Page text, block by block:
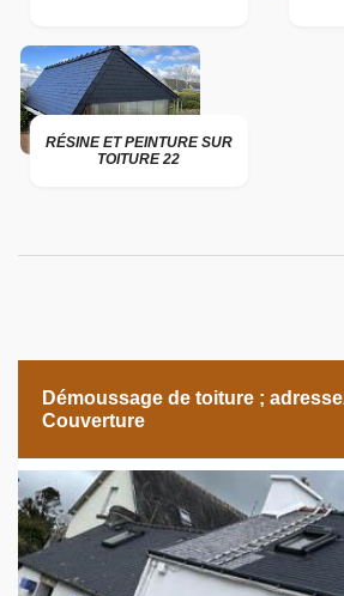
RÉSINE ET PEINTURE SUR
TOITURE 22
Démoussage de toiture ;
Couverture